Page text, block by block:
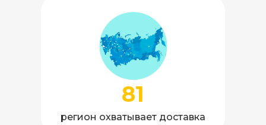
81
регион охватывает доставка